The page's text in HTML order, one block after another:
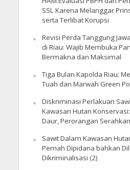
SSL Karena Melanggar
serta Terlibat Korupsi
Revisi Perda Tanggung
di Riau: Wajib Membuka
Bermakna dan Maksimal
Tiga Bulan Kapolda Riau:
Tuah dan Marwah Green
Diskriminasi Perlakuan
Kawasan Hutan
Daur, Perorangan
Sawit Dalam Kawasan
Pernah Dipidana bahkan
Dikriminalisasi (2)